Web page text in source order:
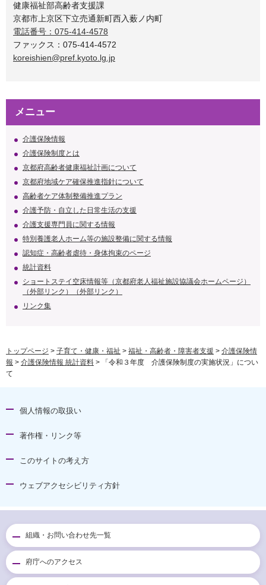
健康福祉部高齢者支援課
京都市上京区下立売通新町西入薮ノ内町
電話番号：075-414-4578
ファックス：075-414-4572
koreishien@pref.kyoto.lg.jp
メニュー
介護保険情報
介護保険制度とは
京都府高齢者健康福祉計画について
京都府地域ケア確保推進指針について
高齢者ケア体制整備推進プラン
介護予防・自立した日常生活の支援
介護支援専門員に関する情報
特別養護老人ホーム等の施設整備に関する情報
認知症・高齢者虐待・身体拘束のページ
統計資料
ショートステイ空床情報等（京都府老人福祉施設協議会ホームページ）
（外部リンク）（外部リンク）
リンク集
トップページ > 子育て・健康・福祉 > 福祉・高齢者・障害者支援 > 介護保険情
報 > 介護保険情報 統計資料 > 「令和３年度 介護保険制度の実施状況」につい
て
個人情報の取扱い
著作権・リンク等
このサイトの考え方
ウェブアクセシビリティ方針
組織・お問い合わせ先一覧
府庁へのアクセス